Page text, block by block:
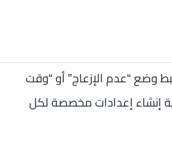
وضع “عدم الإزعاج” أو “وقت
إنشاء إعدادات مخصصة لكل